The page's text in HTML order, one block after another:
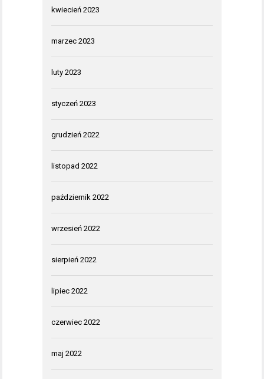
kwiecień 2023
marzec 2023
luty 2023
styczeń 2023
grudzień 2022
listopad 2022
październik 2022
wrzesień 2022
sierpień 2022
lipiec 2022
czerwiec 2022
maj 2022